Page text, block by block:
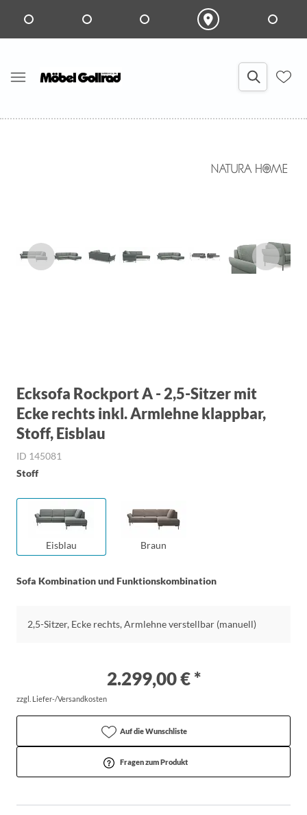
Ecksofa Rockport A - 2,5-Sitzer mit
Ecke rechts inkl. Armlehne klappbar,
Stoff, Eisblau
ID 145081
Stoff
Eisblau Braun
Sofa Kombination und Funktionskombination
2,5-Sitzer, Ecke rechts, Armlehne verstellbar (manuell)
2.299,00 € *
zzgl. Liefer-/Versandkosten
Auf die Wunschliste
Fragen zum Produkt